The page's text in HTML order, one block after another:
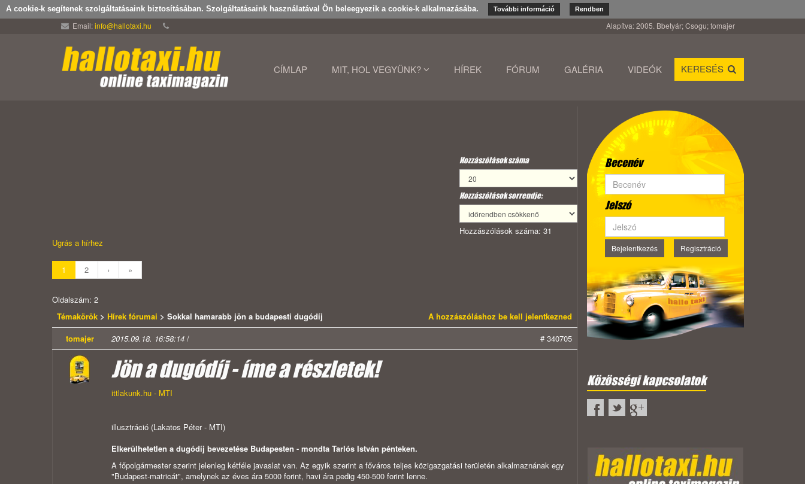
A cookie-k segítenek szolgáltatásaink biztosításában. Szolgáltatásaink használatával Ön beleegyezik a cookie-k alkalmazásába. További információ Rendben
Email:info@hallotaxi.hu Alapítva: 2005. Bbetyár; Csogu; tomajer
CÍMLAP MIT, HOL VEGYÜNK? HÍREK FÓRUM GALÉRIA VIDEÓK KERESÉS
Hozzászólások száma
Hozzászólások sorrendje:
Hozzászólások száma: 31
Ugrás a hírhez
1 2 › »
Oldalszám: 2
Témakörök > Hírek fórumai > Sokkal hamarabb jön a budapesti dugódíj
A hozzászóláshoz be kell jelentkezned
tomajer
2015.09.18. 16:58:14 / # 340705
Jön a dugódíj - íme a részletek!
ittlakunk.hu - MTI
illusztráció (Lakatos Péter - MTI)
Elkerülhetetlen a dugódíj bevezetése Budapesten - mondta Tarlós István pénteken.
A főpolgármester szerint jelenleg kétféle javaslat van. Az egyik szerint a főváros teljes közigazgatási területén alkalmaznának egy
"Budapest-matricát", amelynek az éves ára 5000 forint, havi ára pedig 450-500 forint lenne.
Becenév
Jelszó
Bejelentkezés Regisztráció
Közösségi kapcsolatok